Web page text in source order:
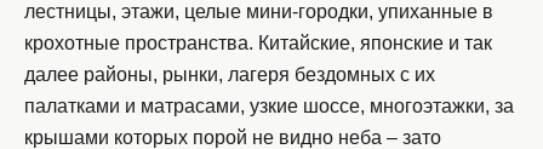
лестницы, этажи, целые мини-городки, упиханные в
крохотные пространства. Китайские, японские и так
далее районы, рынки, лагеря бездомных с их
палатками и матрасами, узкие шоссе, многоэтажки, за
крышами которых порой не видно неба – зато